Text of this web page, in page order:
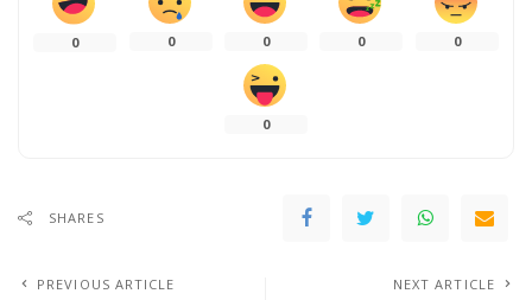
0 0 0 0 0
0
SHARES
PREVIOUS ARTICLE NEXT ARTICLE